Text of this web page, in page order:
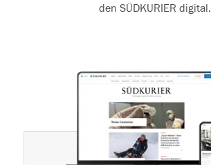
den SÜDKURIER digital.